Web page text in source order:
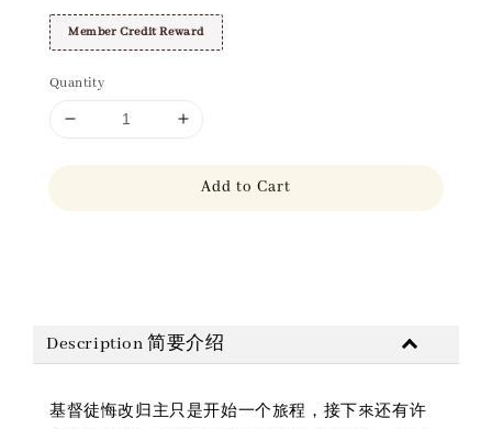
Member Credit Reward
Quantity
Add to Cart
Description 简要介绍
基督徒悔改归主只是开始一个旅程，接下來还有许